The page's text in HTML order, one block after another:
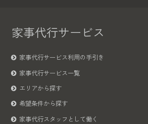
家事代行サービス
家事代行サービス利用の手引き
家事代行サービス一覧
エリアから探す
希望条件から探す
家事代行スタッフとして働く